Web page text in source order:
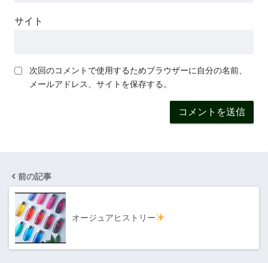
サイト
次回のコメントで使用するためブラウザーに自分の名前、
メールアドレス、サイトを保存する。
前の記事
オージュアヒストリー